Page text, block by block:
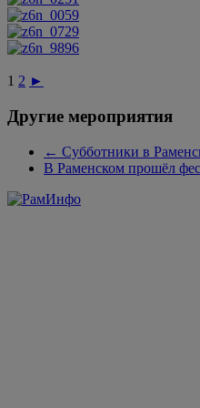
1 2 ►
Другие мероприятия
← Субботники в
В Раменском прошёл